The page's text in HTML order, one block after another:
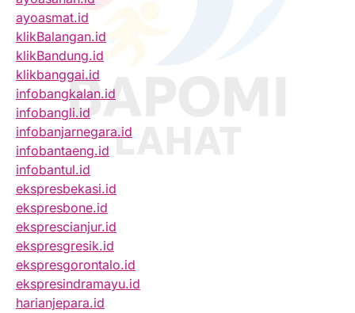
ayoasmat.id
klikBalangan.id
klikBandung.id
klikbanggai.id
infobangkalan.id
infobangli.id
infobanjarnegara.id
infobantaeng.id
infobantul.id
ekspresbekasi.id
ekspresbone.id
eksprescianjur.id
ekspresgresik.id
ekspresgorontalo.id
ekspresindramayu.id
harianjepara.id